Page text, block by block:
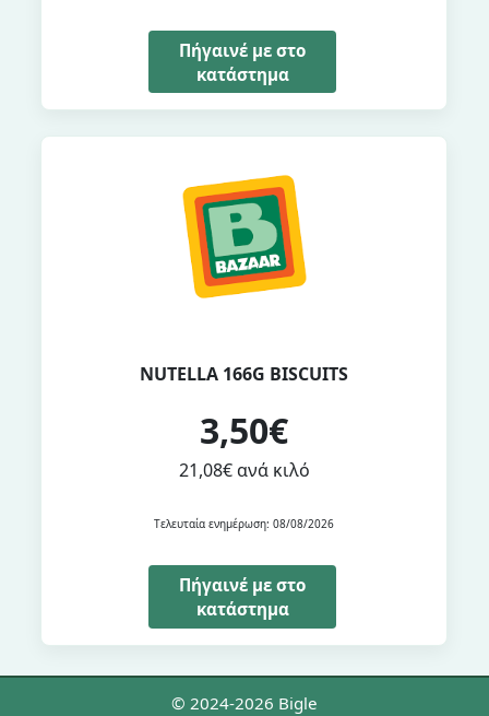
Πήγαινέ με στο
κατάστημα
NUTELLA 166G BISCUITS
3,50€
21,08€ ανά κιλό
Τελευταία ενημέρωση: 08/08/2026
Πήγαινέ με στο
κατάστημα
© 2024-2026 Bigle